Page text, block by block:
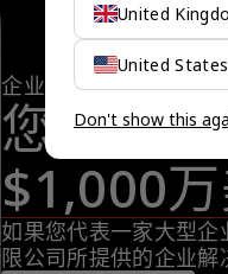
企业客户
您是否
$1,000万
如果您代表一家大型
限公司所提供的企业解
United
United
Don't show this